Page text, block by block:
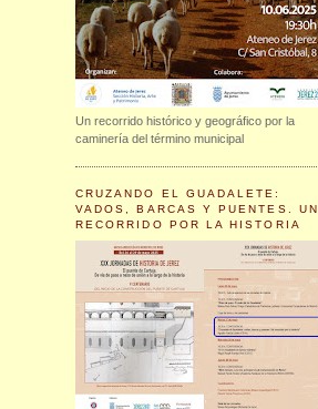
Un recorrido histórico y geográfico por la
caminería del término municipal
CRUZANDO EL GUADALETE:
VADOS, BARCAS Y PUENTES. UN
RECORRIDO POR LA HISTORIA